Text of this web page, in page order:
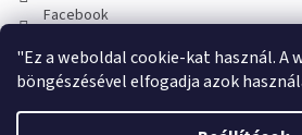
"Ez a weboldal cookie-kat használ. A
böngészésével elfogadja azok
Facebook
kouzelnehry